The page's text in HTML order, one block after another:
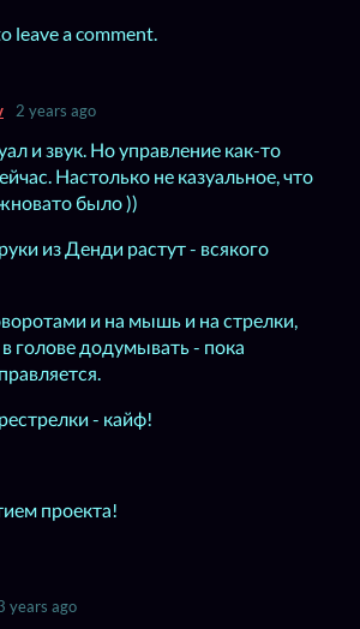
leave a comment.
2 years ago
и звук. Но управление как-то
Настолько не казуальное, что
было ))
из Денди растут - всякого
и на мышь и на стрелки,
голове додумывать - пока
- кайф!
проекта!
years ago